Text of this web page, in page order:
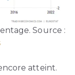
Source :
atteint.